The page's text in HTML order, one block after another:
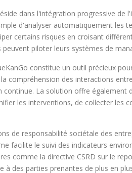
dans l'intégration progressive
d'analyser automatiquement les
certains risques en croisant
piloter leurs systèmes de
constitue un outil précieux
compréhension des interactions
La solution offre
les interventions, de collecter
de responsabilité sociétale des
facilite le suivi des indicateurs
comme la directive CSRD sur le
des parties prenantes de plus en